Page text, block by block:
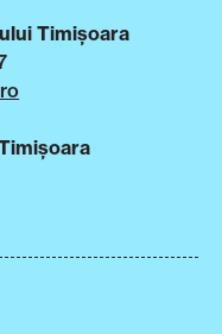
Timișoara